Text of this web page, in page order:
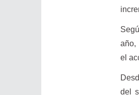
año,
el
del